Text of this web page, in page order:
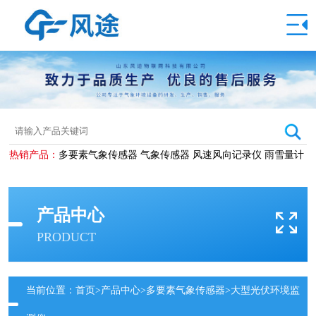
热销产品： 多要素气象传感器 气象传感器 风速风向记录仪 雨雪量计
产品中心
PRODUCT
当前位置： 首页>产品中心>多要素气象传感器>大型光伏环境监